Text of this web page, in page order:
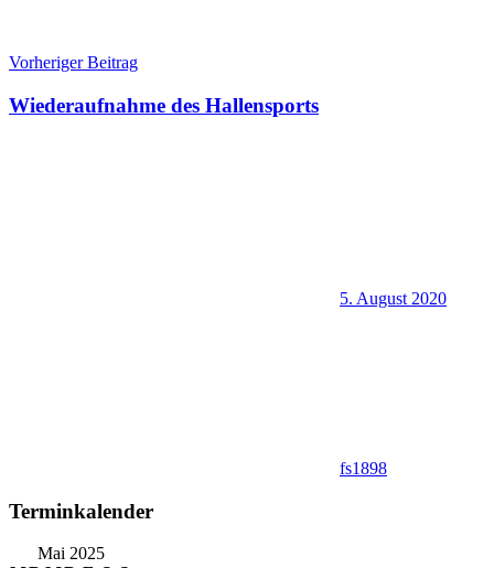
Beitragsnavigation
Vorheriger Beitrag
Wiederaufnahme des Hallensports
5. August 2020
fs1898
Terminkalender
Mai 2025